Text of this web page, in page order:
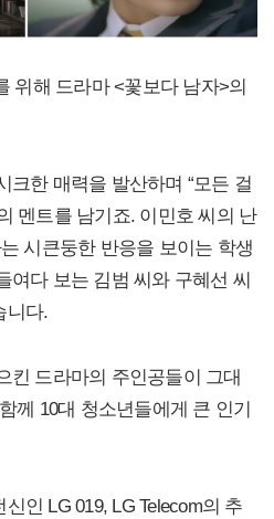
위해 드라마 <꽃보다 남자>의
크한 매력을 발산하며 “모든 걸
멘트를 남기죠. 이민호 씨의 난
시큰둥한 반응을 보이는 학생
여다 보는 김범 씨와 구혜선 씨
니다.
킨 드라마의 주인공들이 그대
께 10대 청소년들에게 큰 인기
인 LG 019, LG Telecom의 추